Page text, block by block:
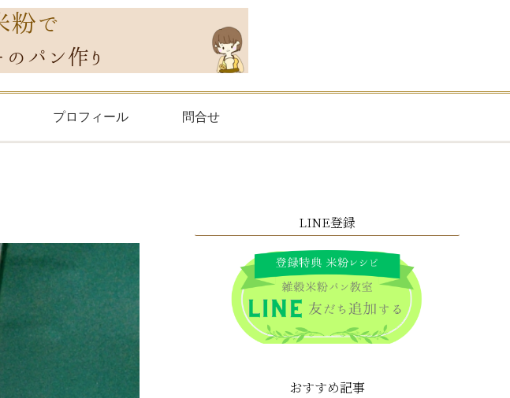
プロフィール 問合せ
LINE登録
おすすめ記事